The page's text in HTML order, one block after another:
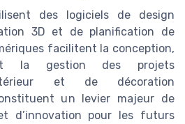
des logiciels de design
3D et de planification de
facilitent la conception,
la gestion des projets
et de décoration
un levier majeur de
d’innovation pour les futurs